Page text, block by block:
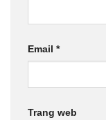
Email *
Trang web